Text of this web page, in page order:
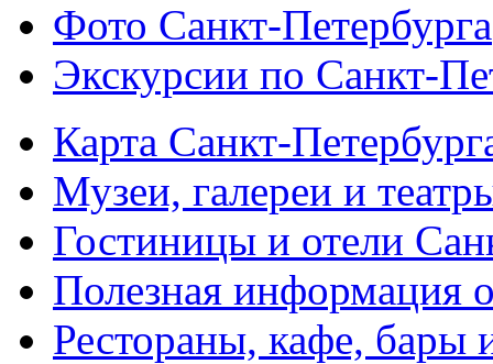
Фото Санкт-Петербурга
Экскурсии по Санкт-
Карта Санкт-
Музеи, галереи и
Гостиницы и отели
Полезная информация
Рестораны, кафе, бары